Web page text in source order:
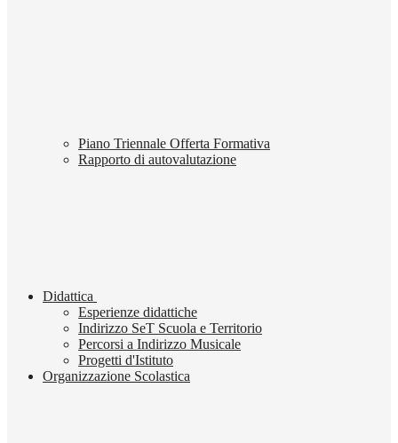
Piano Triennale Offerta Formativa
Rapporto di autovalutazione
Didattica
Esperienze didattiche
Indirizzo SeT Scuola e Territorio
Percorsi a Indirizzo Musicale
Progetti d'Istituto
Organizzazione Scolastica